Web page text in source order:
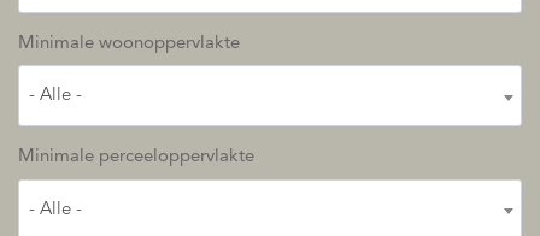
Minimale woonoppervlakte
- Alle -
Minimale perceeloppervlakte
- Alle -